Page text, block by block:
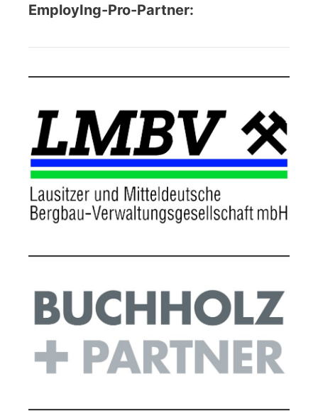
EmployIng-Pro-Partner: